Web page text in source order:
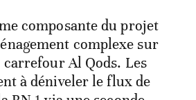
composante du projet
complexe sur
Al Qods. Les
à déniveler le flux de